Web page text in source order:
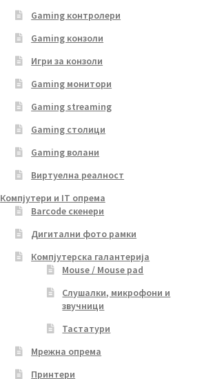
Gaming контролери
Gaming конзоли
Игри за конзоли
Gaming монитори
Gaming streaming
Gaming столици
Gaming волани
Виртуелна реалност
Компјутери и IT опрема
Barcode скенери
Дигитални фото рамки
Компјутерска галантерија
Mouse / Mouse pad
Слушалки, микрофони и
звучници
Тастатури
Мрежна опрема
Принтери